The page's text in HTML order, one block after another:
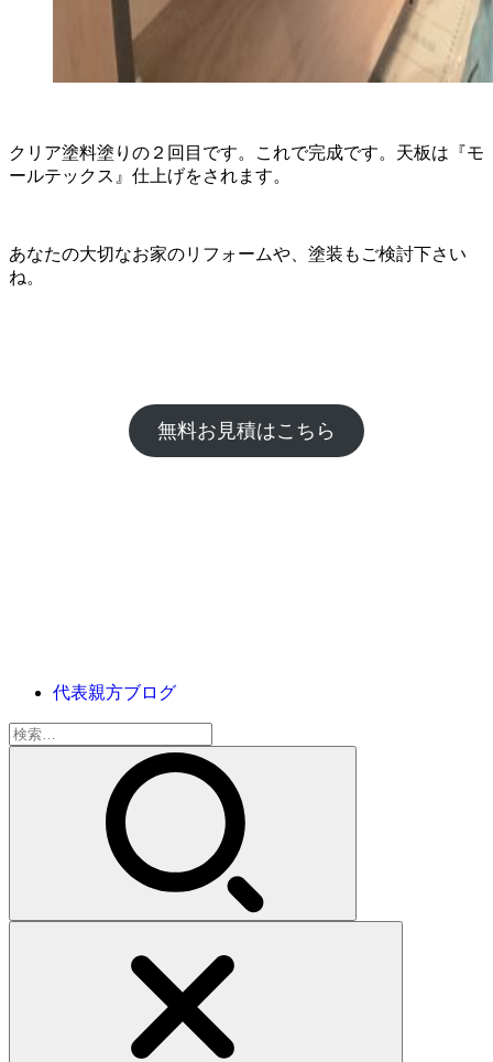
クリア塗料塗りの２回目です。これで完成です。天板は『モ
ールテックス』仕上げをされます。
あなたの大切なお家のリフォームや、塗装もご検討下さい
ね。
無料お見積はこちら
代表親方ブログ
検
索: